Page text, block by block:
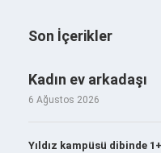
Son İçerikler
Kadın ev arkadaşı
6 Ağustos 2026
Yıldız kampüsü dibinde